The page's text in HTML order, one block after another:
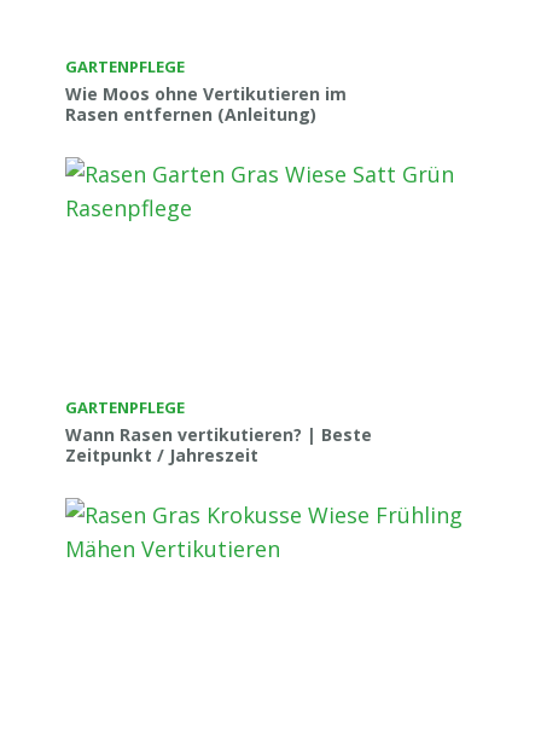
GARTENPFLEGE
Wie Moos ohne Vertikutieren im
Rasen entfernen (Anleitung)
GARTENPFLEGE
Wann Rasen vertikutieren? | Beste
Zeitpunkt / Jahreszeit